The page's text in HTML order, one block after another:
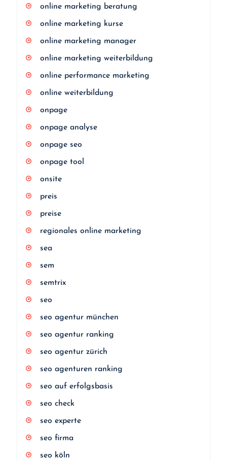
online marketing beratung
online marketing kurse
online marketing manager
online marketing weiterbildung
online performance marketing
online weiterbildung
onpage
onpage analyse
onpage seo
onpage tool
onsite
preis
preise
regionales online marketing
sea
sem
semtrix
seo
seo agentur münchen
seo agentur ranking
seo agentur zürich
seo agenturen ranking
seo auf erfolgsbasis
seo check
seo experte
seo firma
seo köln